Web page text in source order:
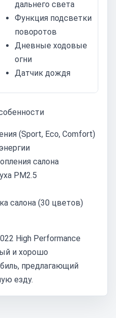
дальнего света
Функция подсветки
поворотов
Дневные ходовые
огни
Датчик дождя
(Sport, Eco, Comfort)
салона
PM2.5
салона (30 цветов)
High Performance
и хорошо
предлагающий
езду.